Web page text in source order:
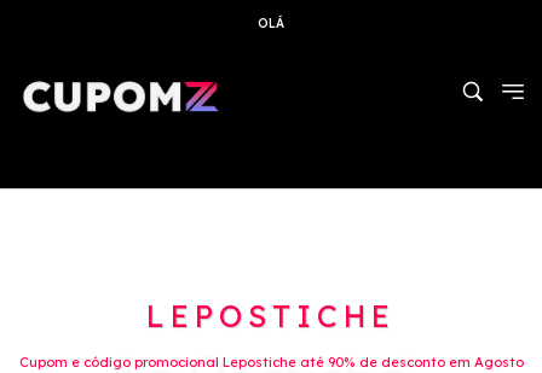
OLÁ
LEPOSTICHE
Cupom e código promocional Lepostiche até 90% de desconto em Agosto